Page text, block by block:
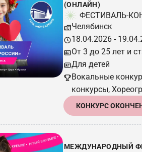
(ОНЛАЙН)
ФЕСТИВАЛЬ-
Челябинск
18.04.2026 -
От 3 до 25 лет и
Для детей
Вокальные
конкурсы,
КОНКУРС
МЕЖДУНАРОДНЫЙ